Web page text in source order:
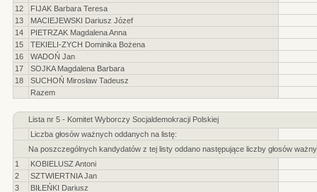
12
FIJAK Barbara Teresa
13
MACIEJEWSKI Dariusz Józef
14
PIETRZAK Magdalena Anna
15
TEKIELI-ZYCH Dominika Bożena
16
WADOŃ Jan
17
SOJKA Magdalena Barbara
18
SUCHOŃ Mirosław Tadeusz
Razem
Lista nr 5 - Komitet Wyborczy Socjaldemokracji Polskiej
Liczba głosów ważnych oddanych na listę:
Na poszczególnych kandydatów z tej listy oddano następujące liczby głosów
1
KOBIELUSZ Antoni
2
SZTWIERTNIA Jan
3
BIŁEŃKI Dariusz